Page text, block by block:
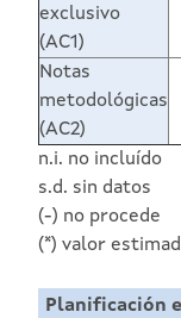
exclusivo
(AC1)
Notas
metodológicas
(AC2)
n.i. no incluído
s.d. sin datos
(-) no procede
(*) valor
Planificación